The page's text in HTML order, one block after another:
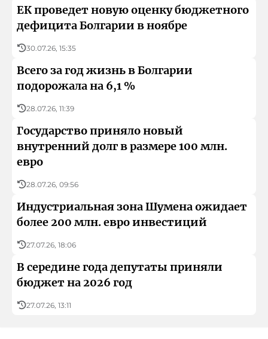
ЕК проведет новую оценку бюджетного
дефицита Болгарии в ноябре
30.07.26, 15:35
Всего за год жизнь в Болгарии
подорожала на 6,1 %
28.07.26, 11:39
Государство приняло новый
внутренний долг в размере 100 млн.
евро
28.07.26, 09:56
Индустриальная зона Шумена ожидает
более 200 млн. евро инвестиций
27.07.26, 18:06
В середине года депутаты приняли
бюджет на 2026 год
27.07.26, 13:11